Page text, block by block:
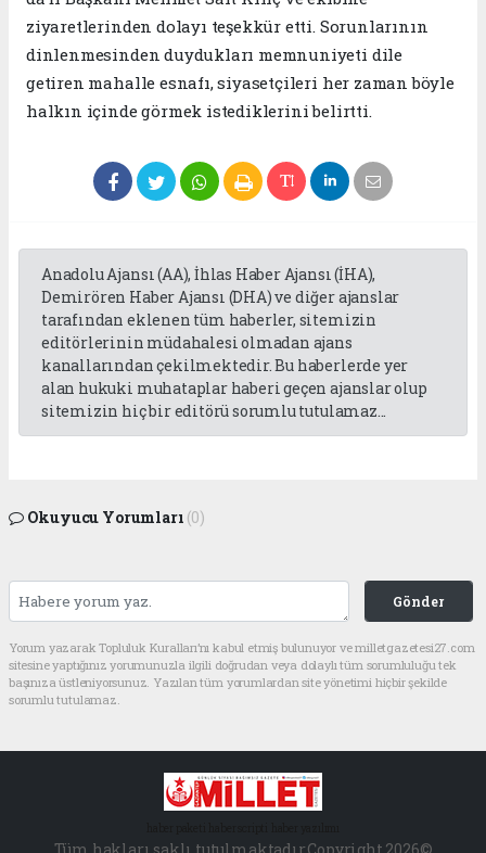
ziyaretlerinden dolayı teşekkür etti. Sorunlarının
dinlenmesinden duydukları memnuniyeti dile
getiren mahalle esnafı, siyasetçileri her zaman böyle
halkın içinde görmek istediklerini belirtti.
Anadolu Ajansı (AA), İhlas Haber Ajansı (İHA),
Demirören Haber Ajansı (DHA) ve diğer ajanslar
tarafından eklenen tüm haberler, sitemizin
editörlerinin müdahalesi olmadan ajans
kanallarından çekilmektedir. Bu haberlerde yer
alan hukuki muhataplar haberi geçen ajanslar olup
sitemizin hiç bir editörü sorumlu tutulamaz...
Okuyucu Yorumları (0)
Gönder
Yorum yazarak Topluluk Kuralları’nı kabul etmiş bulunuyor ve milletgazetesi27.com
sitesine yaptığınız yorumunuzla ilgili doğrudan veya dolaylı tüm sorumluluğu tek
başınıza üstleniyorsunuz. Yazılan tüm yorumlardan site yönetimi hiçbir şekilde
sorumlu tutulamaz.
Tüm hakları saklı tutulmaktadır.Copyright 2026©